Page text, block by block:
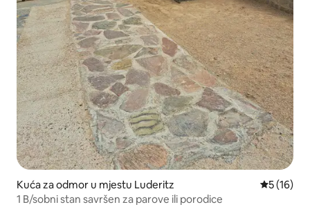
Kuća za odmor u mjestu Luderitz Prosječna
5 (16)
1 B/sobni stan savršen za parove ili porodice